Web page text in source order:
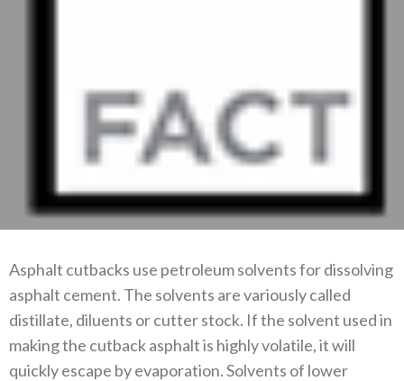
Asphalt cutbacks use petroleum solvents for dissolving
asphalt cement. The solvents are variously called
distillate, diluents or cutter stock. If the solvent used in
making the cutback asphalt is highly volatile, it will
quickly escape by evaporation. Solvents of lower